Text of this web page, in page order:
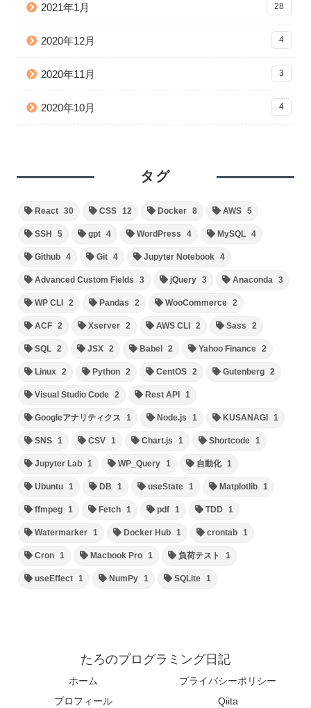
2021年1月 28
2020年12月 4
2020年11月 3
2020年10月 4
タグ
React 30 CSS 12 Docker 8 AWS 5
SSH 5 gpt 4 WordPress 4 MySQL 4
Github 4 Git 4 Jupyter Notebook 4
Advanced Custom Fields 3 jQuery 3 Anaconda 3
WP CLI 2 Pandas 2 WooCommerce 2
ACF 2 Xserver 2 AWS CLI 2 Sass 2
SQL 2 JSX 2 Babel 2 Yahoo Finance 2
Linux 2 Python 2 CentOS 2 Gutenberg 2
Visual Studio Code 2 Rest API 1
Googleアナリティクス 1 Node.js 1 KUSANAGI 1
SNS 1 CSV 1 Chart.js 1 Shortcode 1
Jupyter Lab 1 WP_Query 1 自動化 1
Ubuntu 1 DB 1 useState 1 Matplotlib 1
ffmpeg 1 Fetch 1 pdf 1 TDD 1
Watermarker 1 Docker Hub 1 crontab 1
Cron 1 Macbook Pro 1 負荷テスト 1
useEffect 1 NumPy 1 SQLite 1
たろのプログラミング日記
ホーム
プライバシーポリシー
プロフィール
Qiita